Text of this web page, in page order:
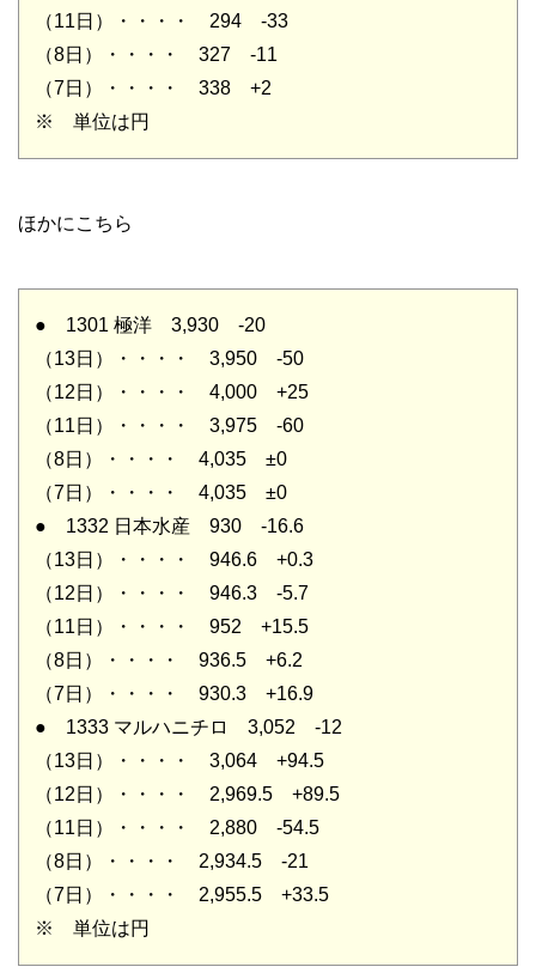
（11日）・・・・ 294 -33
（8日）・・・・ 327 -11
（7日）・・・・ 338 +2
※ 単位は円
ほかにこちら
● 1301 極洋 3,930 -20
（13日）・・・・ 3,950 -50
（12日）・・・・ 4,000 +25
（11日）・・・・ 3,975 -60
（8日）・・・・ 4,035 ±0
（7日）・・・・ 4,035 ±0
● 1332 日本水産 930 -16.6
（13日）・・・・ 946.6 +0.3
（12日）・・・・ 946.3 -5.7
（11日）・・・・ 952 +15.5
（8日）・・・・ 936.5 +6.2
（7日）・・・・ 930.3 +16.9
● 1333 マルハニチロ 3,052 -12
（13日）・・・・ 3,064 +94.5
（12日）・・・・ 2,969.5 +89.5
（11日）・・・・ 2,880 -54.5
（8日）・・・・ 2,934.5 -21
（7日）・・・・ 2,955.5 +33.5
※ 単位は円